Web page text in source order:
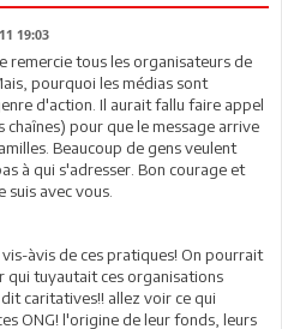
19:03
remercie tous les organisateurs de
pourquoi les médias sont
d'action. Il aurait fallu faire appel
chaînes) pour que le message arrive
Beaucoup de gens veulent
à qui s'adresser. Bon courage et
avec vous.
àvis de ces pratiques! On pourrait
qui tuyautait ces organisations
caritatives!! allez voir ce qui
ONG! l'origine de leur fonds, leurs